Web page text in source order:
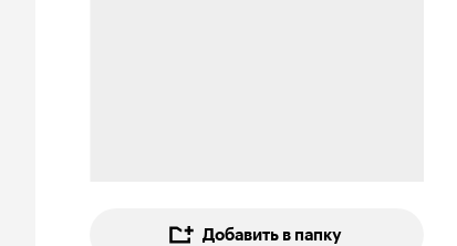
Добавить в папку